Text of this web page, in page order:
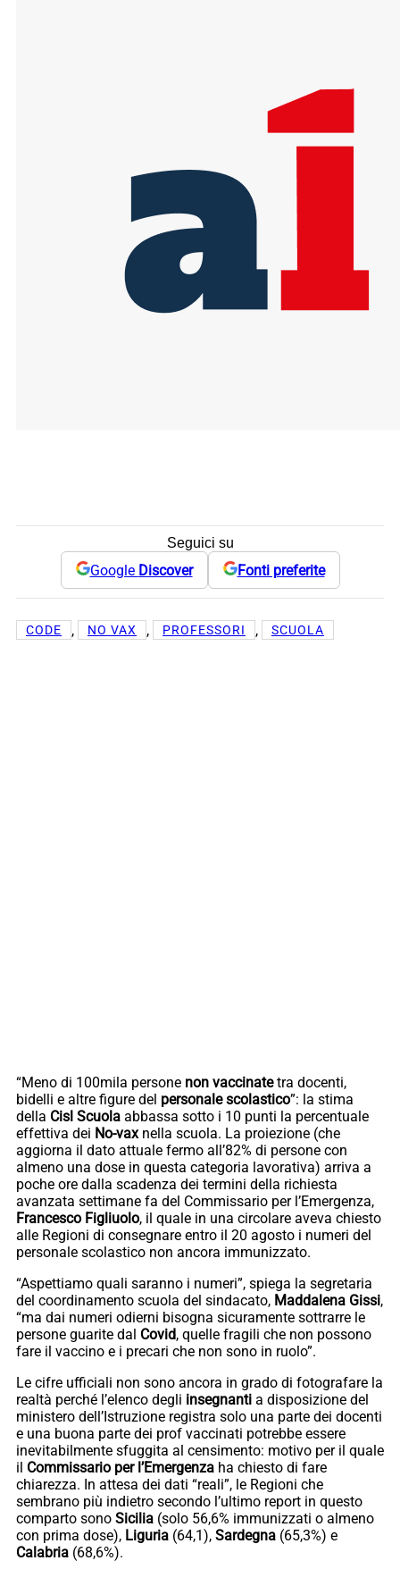
Seguici su
Google Discover Fonti preferite
CODE , NO VAX , PROFESSORI , SCUOLA
“Meno di 100mila persone non vaccinatetra docenti,
bidelli e altre figure del personale scolastico”: la stima
della Cisl Scuola abbassa sotto i 10 punti la percentuale
effettiva dei No-vax nella scuola. La proiezione (che
aggiorna il dato attuale fermo all’82% di persone con
almeno una dose in questa categoria lavorativa) arriva a
poche ore dalla scadenza dei termini della richiesta
avanzata settimane fa del Commissario per l’Emergenza,
Francesco Figliuolo, il quale in una circolare aveva chiesto
alle Regioni di consegnare entro il 20 agosto i numeri del
personale scolastico non ancora immunizzato.
“Aspettiamo quali saranno i numeri”, spiega la segretaria
del coordinamento scuola del sindacato, Maddalena Gissi,
“ma dai numeri odierni bisogna sicuramente sottrarre le
persone guarite dal Covid, quelle fragili che non possono
fare il vaccino e i precari che non sono in ruolo”.
Le cifre ufficiali non sono ancora in grado di fotografare la
realtà perché l’elenco degli insegnanti a disposizione del
ministero dell’Istruzione registra solo una parte dei docenti
e una buona parte dei prof vaccinati potrebbe essere
inevitabilmente sfuggita al censimento: motivo per il quale
il Commissario per l’Emergenza ha chiesto di fare
chiarezza. In attesa dei dati “reali”, le Regioni che
sembrano più indietro secondo l’ultimo report in questo
comparto sono Sicilia (solo 56,6% immunizzati o almeno
con prima dose), Liguria (64,1), Sardegna (65,3%) e
Calabria (68,6%).